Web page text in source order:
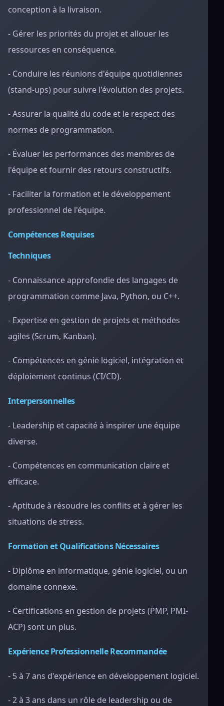
conception à la livraison.
- Gérer les priorités du projet et allouer les
ressources en conséquence.
- Conduire les réunions d'équipe quotidiennes
(stand-ups) pour suivre l'évolution des projets.
- Assurer la qualité du code et le respect des
normes de programmation.
- Évaluer les performances des membres de
l'équipe et fournir des retours constructifs.
- Faciliter la formation et le développement
professionnel de l'équipe.
Compétences Requises
Techniques
- Connaissance approfondie des langages de
programmation comme Java, Python, ou C++.
- Expertise en gestion de projets et méthodes
agiles (Scrum, Kanban).
- Compétences en génie logiciel, intégration et
déploiement continus (CI/CD).
Interpersonnelles
- Leadership et capacité à inspirer une équipe
diverse.
- Compétences en communication claire et
efficace.
- Aptitude à résoudre les conflits et à gérer les
situations de stress.
Formation et Qualifications Nécessaires
- Diplôme en informatique, génie logiciel, ou un
domaine connexe.
- Certifications en gestion de projets (PMP, PMI-
ACP) sont un plus.
Expérience Professionnelle Recommandée
- 5 à 7 ans d'expérience en développement logiciel.
- 2 à 3 ans dans un rôle de leadership ou de